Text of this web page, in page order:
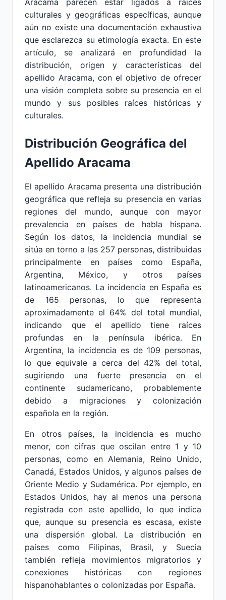
Aracama parecen estar ligados a raíces
culturales y geográficas específicas, aunque
aún no existe una documentación exhaustiva
que esclarezca su etimología exacta. En este
artículo, se analizará en profundidad la
distribución, origen y características del
apellido Aracama, con el objetivo de ofrecer
una visión completa sobre su presencia en el
mundo y sus posibles raíces históricas y
culturales.
Distribución Geográfica del
Apellido Aracama
El apellido Aracama presenta una distribución
geográfica que refleja su presencia en varias
regiones del mundo, aunque con mayor
prevalencia en países de habla hispana.
Según los datos, la incidencia mundial se
sitúa en torno a las 257 personas, distribuidas
principalmente en países como España,
Argentina, México, y otros países
latinoamericanos. La incidencia en España es
de 165 personas, lo que representa
aproximadamente el 64% del total mundial,
indicando que el apellido tiene raíces
profundas en la península ibérica. En
Argentina, la incidencia es de 109 personas,
lo que equivale a cerca del 42% del total,
sugiriendo una fuerte presencia en el
continente sudamericano, probablemente
debido a migraciones y colonización
española en la región.
En otros países, la incidencia es mucho
menor, con cifras que oscilan entre 1 y 10
personas, como en Alemania, Reino Unido,
Canadá, Estados Unidos, y algunos países de
Oriente Medio y Sudamérica. Por ejemplo, en
Estados Unidos, hay al menos una persona
registrada con este apellido, lo que indica
que, aunque su presencia es escasa, existe
una dispersión global. La distribución en
países como Filipinas, Brasil, y Suecia
también refleja movimientos migratorios y
conexiones históricas con regiones
hispanohablantes o colonizadas por España.